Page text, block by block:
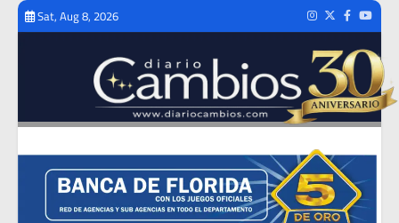
Skip
Sat, Aug 8, 2026 Instagram
TwitterFacebook